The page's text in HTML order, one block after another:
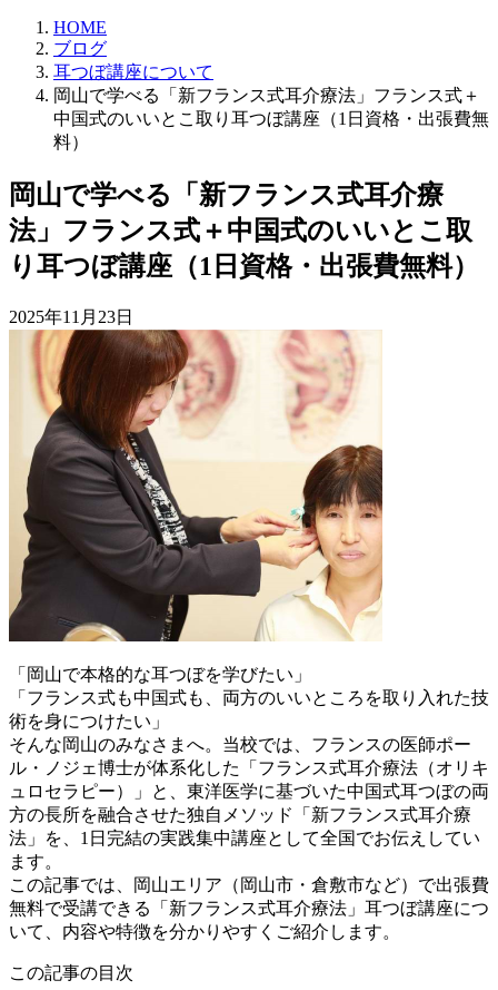
HOME
ブログ
耳つぼ講座について
岡山で学べる「新フランス式耳介療法」フランス式＋
中国式のいいとこ取り耳つぼ講座（1日資格・出張費無
料）
岡山で学べる「新フランス式耳介療
法」フランス式＋中国式のいいとこ取
り耳つぼ講座（1日資格・出張費無料）
2025年11月23日
「岡山で本格的な耳つぼを学びたい」
「フランス式も中国式も、両方のいいところを取り入れた技
術を身につけたい」
そんな岡山のみなさまへ。当校では、フランスの医師ポー
ル・ノジェ博士が体系化した「フランス式耳介療法（オリキ
ュロセラピー）」と、東洋医学に基づいた中国式耳つぼの両
方の長所を融合させた独自メソッド「新フランス式耳介療
法」を、1日完結の実践集中講座として全国でお伝えしてい
ます。
この記事では、岡山エリア（岡山市・倉敷市など）で出張費
無料で受講できる「新フランス式耳介療法」耳つぼ講座につ
いて、内容や特徴を分かりやすくご紹介します。
この記事の目次